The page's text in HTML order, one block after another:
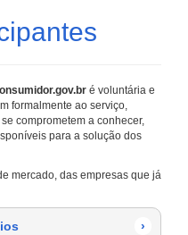
é voluntária e
formalmente ao serviço,
comprometem a conhecer,
para a solução dos
mercado, das empresas que já
›